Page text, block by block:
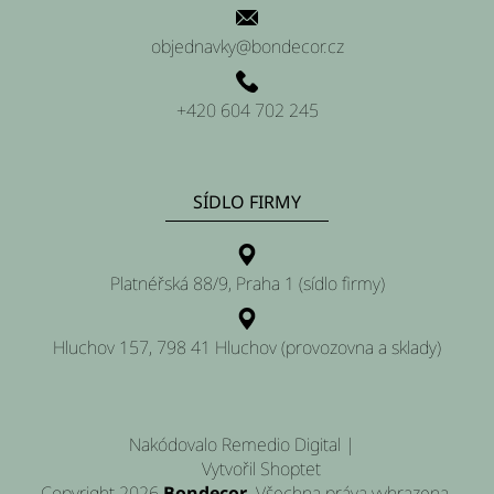
objednavky@bondecor.cz
+420 604 702 245
SÍDLO FIRMY
Platnéřská 88/9, Praha 1 (sídlo firmy)
Hluchov 157, 798 41 Hluchov (provozovna a sklady)
Nakódovalo Remedio Digital |
Vytvořil Shoptet